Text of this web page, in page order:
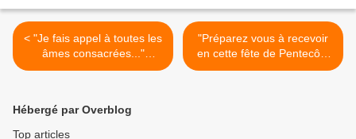
< "Je fais appel à toutes les
âmes consacrées..."
(29/05/2006) La Vierge
"Préparez vous à recevoir
en cette fête de Pentecôte
de grandes grâces..."
Hébergé par Overblog
Top articles